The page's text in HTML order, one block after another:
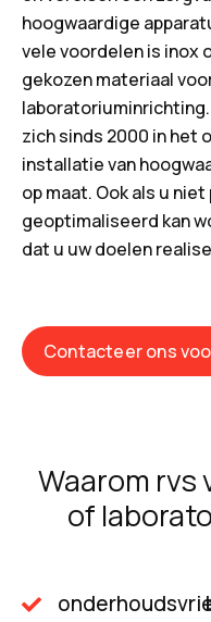
hoogwaardige
vele voordelen is inox
gekozen materiaal
zich sinds 2000 in het
installatie van
op maat. Ook als u
geoptimaliseerd kan
dat u uw doelen
Contacteer ons
Waarom rvs
of